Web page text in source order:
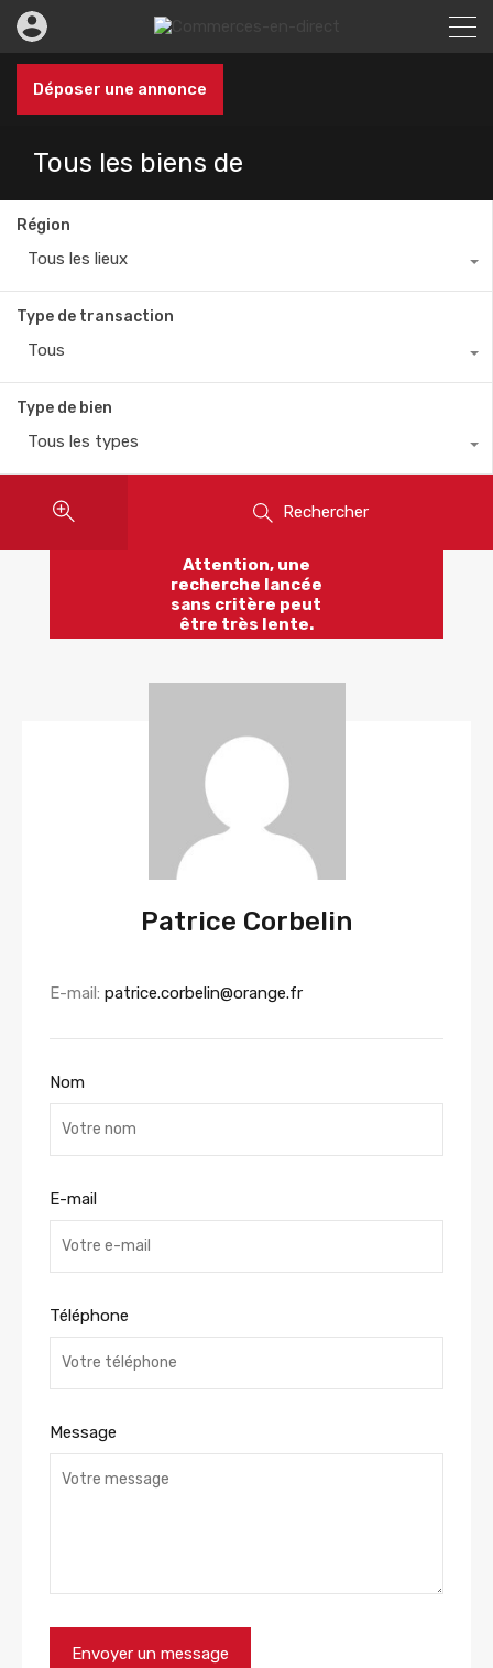
Déposer une annonce
Tous les biens de
Région
Tous les lieux
Type de transaction
Tous
Type de bien
Tous les types
Rechercher
Attention, une
recherche lancée
sans critère peut
être très lente.
Patrice Corbelin
E-mail: patrice.corbelin@orange.fr
Nom
E-mail
Téléphone
Message